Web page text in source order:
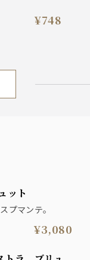
¥748
ット
プマンテ。
¥3,080